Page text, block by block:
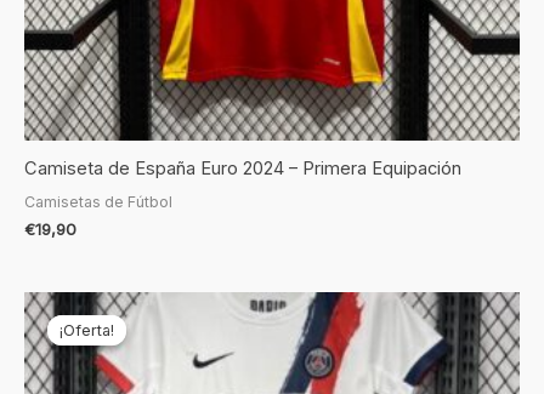
Camiseta de España Euro 2024 – Primera Equipación
Camisetas de Fútbol
€19,90
¡Oferta!
¡Oferta!
precio
original
era:
€69,90.
El